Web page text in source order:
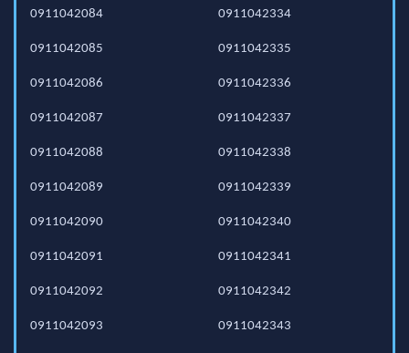
0911042084
0911042085
0911042086
0911042087
0911042088
0911042089
0911042090
0911042091
0911042092
0911042093
0911042334
0911042335
0911042336
0911042337
0911042338
0911042339
0911042340
0911042341
0911042342
0911042343